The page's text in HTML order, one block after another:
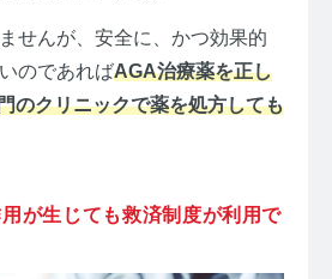
せんが、安全に、かつ効果的
のであればAGA治療薬を正し
のクリニックで薬を処方しても
が生じても救済制度が利用で